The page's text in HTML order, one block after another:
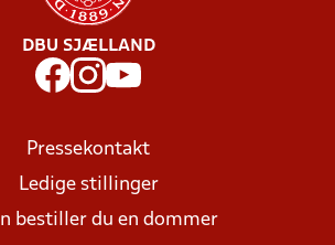
DBU SJÆLLAND
Pressekontakt
Ledige stillinger
bestiller du en dommer